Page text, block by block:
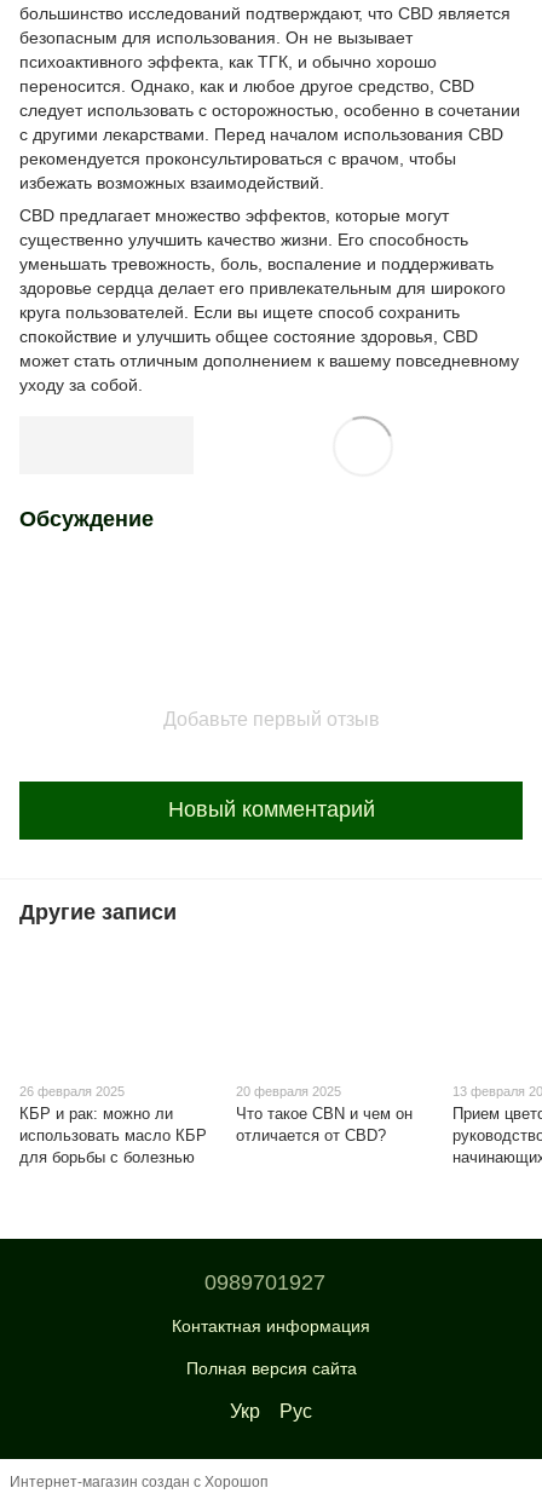
большинство исследований подтверждают, что CBD является
безопасным для использования. Он не вызывает
психоактивного эффекта, как ТГК, и обычно хорошо
переносится. Однако, как и любое другое средство, CBD
следует использовать с осторожностью, особенно в сочетании
с другими лекарствами. Перед началом использования CBD
рекомендуется проконсультироваться с врачом, чтобы
избежать возможных взаимодействий.
CBD предлагает множество эффектов, которые могут
существенно улучшить качество жизни. Его способность
уменьшать тревожность, боль, воспаление и поддерживать
здоровье сердца делает его привлекательным для широкого
круга пользователей. Если вы ищете способ сохранить
спокойствие и улучшить общее состояние здоровья, CBD
может стать отличным дополнением к вашему повседневному
уходу за собой.
Обсуждение
Добавьте первый отзыв
Новый комментарий
Другие записи
26 февраля 2025
КБР и рак: можно ли
использовать масло КБР
для борьбы с болезнью
20 февраля 2025
Что такое CBN и чем он
отличается от CBD?
13 февраля
Прием
0989701927
Контактная информация
Полная версия сайта
Укр Рус
Интернет-магазин создан с Хорошоп